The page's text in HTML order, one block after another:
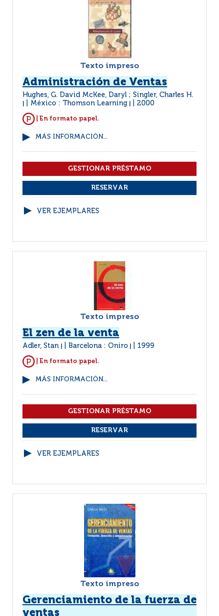
Texto impreso
Administración de Ventas
Hughes, G. David McKee, Daryl ; Singler, Charles H.
México : Thomson Learning 2000
| En formato papel.
MÁS INFORMACIÓN...
VER EJEMPLARES
Texto impreso
El zen de la venta
Adler, Stan Barcelona : Oniro 1999
| En formato papel.
MÁS INFORMACIÓN...
VER EJEMPLARES
Texto impreso
Gerenciamiento de la fuerza de
ventas